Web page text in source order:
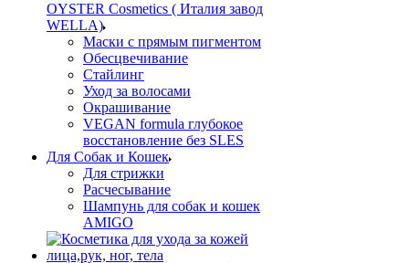
OYSTER Cosmetics ( Италия завод
WELLA)
Маски с прямым пигментом
Обесцвечивание
Стайлинг
Уход за волосами
Окрашивание
VEGAN formula глубокое
восстановление без SLES
Для Собак и Кошек
Для стрижки
Расчесывание
Шампунь для собак и кошек
AMIGO